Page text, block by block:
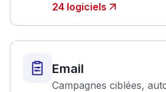
24 logiciels
Email
Campagnes ciblées,